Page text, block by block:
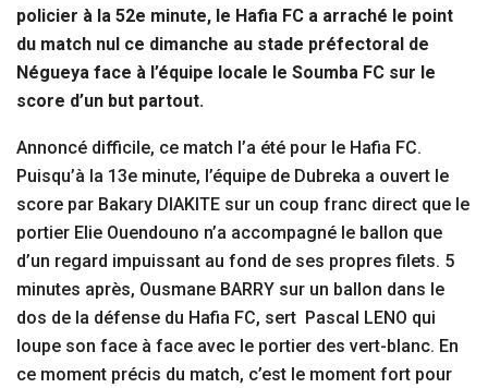
policier à la 52e minute, le Hafia FC a arraché le point
du match nul ce dimanche au stade préfectoral de
Négueya face à l’équipe locale le Soumba FC sur le
score d’un but partout.
Annoncé difficile, ce match l’a été pour le Hafia FC.
Puisqu’à la 13e minute, l’équipe de Dubreka a ouvert le
score par Bakary DIAKITE sur un coup franc direct que le
portier Elie Ouendouno n’a accompagné le ballon que
d’un regard impuissant au fond de ses propres filets. 5
minutes après, Ousmane BARRY sur un ballon dans le
dos de la défense du Hafia FC, sert Pascal LENO qui
loupe son face à face avec le portier des vert-blanc. En
ce moment précis du match, c’est le moment fort pour